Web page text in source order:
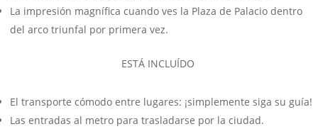
La impresión magnífica cuando ves la Plaza de Palacio dentro
del arco triunfal por primera vez.
ESTÁ INCLUÍDO
El transporte cómodo entre lugares: ¡simplemente siga su guía!
Las entradas al metro para trasladarse por la ciudad.